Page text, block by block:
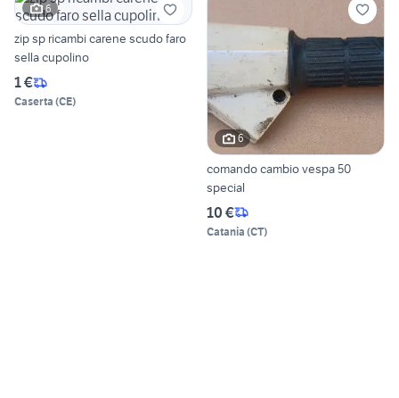
6
zip sp ricambi carene scudo faro
sella cupolino
1 €
Caserta (CE)
6
comando cambio vespa 50
special
10 €
Catania (CT)